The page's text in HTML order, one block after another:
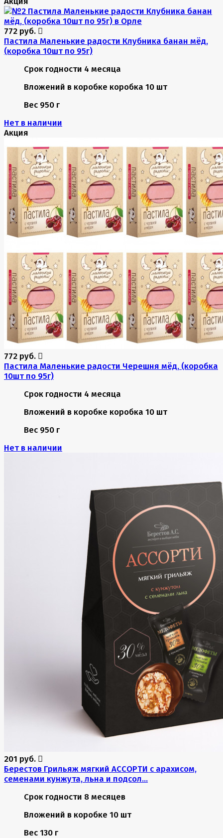
772 руб.
Пастила Маленькие радости Клубника банан мёд,
(коробка 10шт по 95г)
Срок годности 4 месяца
Вложений в коробке коробка 10 шт
Вес 950 г
Нет в наличии
Акция
772 руб.
Пастила Маленькие радости Черешня мёд, (коробка
10шт по 95г)
Срок годности 4 месяца
Вложений в коробке коробка 10 шт
Вес 950 г
Нет в наличии
201 руб.
Берестов Грильяж мягкий АССОРТИ с арахисом,
семенами кунжута, льна и подсол...
Срок годности 8 месяцев
Вложений в коробке 10 шт
Вес 130 г